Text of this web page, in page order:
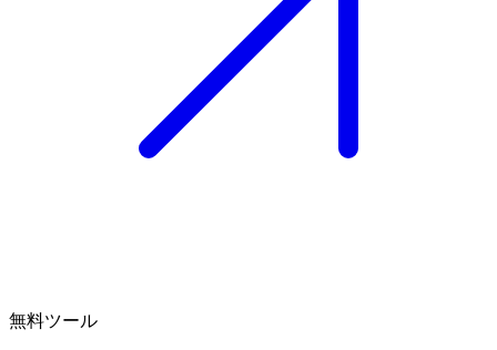
無料ツール